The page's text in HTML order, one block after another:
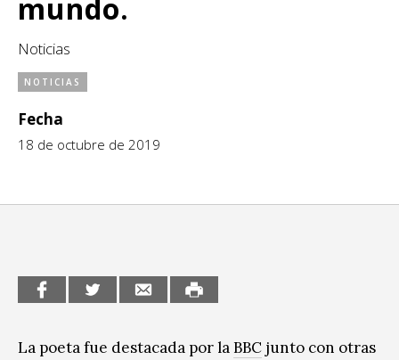
CCE en el interior/libros
Formación
Infantil y Juvenil
Sin categoría
mundo.
Noticias
NOTICIAS
Fecha
18 de octubre de 2019
La poeta fue destacada por laBBC junto con otras